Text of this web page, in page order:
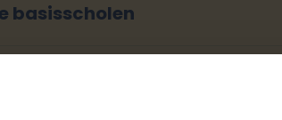
basisscholen